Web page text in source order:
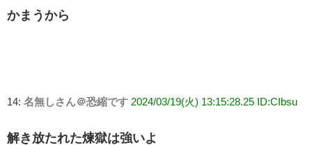
かまうから
14: 名無しさん＠恐縮です 2024/03/19(火) 13:15:28.25 ID:CIbsu
解き放たれた煉獄は強いよ